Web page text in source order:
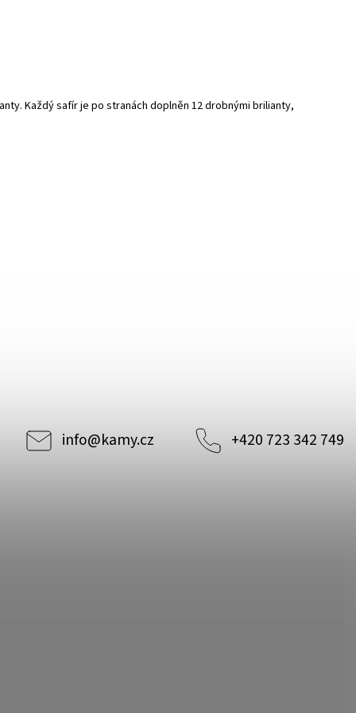
Každý safír je po stranách doplněn 12 drobnými brilianty,
info@kamy.cz +420 723 342 749